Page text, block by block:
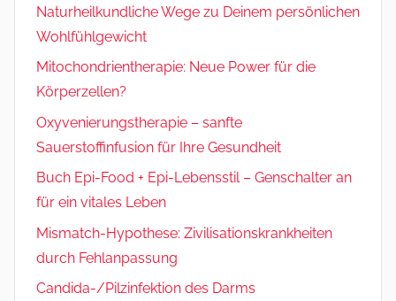
Naturheilkundliche Wege zu Deinem persönlichen
Wohlfühlgewicht
Mitochondrientherapie: Neue Power für die
Körperzellen?
Oxyvenierungstherapie – sanfte
Sauerstoffinfusion für Ihre Gesundheit
Buch Epi-Food + Epi-Lebensstil – Genschalter an
für ein vitales Leben
Mismatch-Hypothese: Zivilisationskrankheiten
durch Fehlanpassung
Candida-/Pilzinfektion des Darms